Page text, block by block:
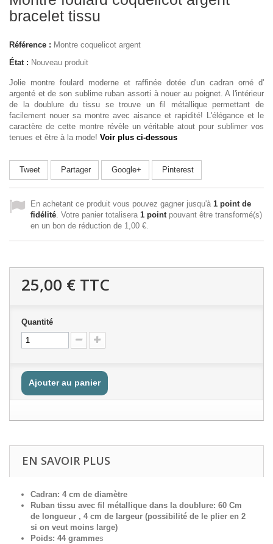
bracelet tissu
Référence : Montre coquelicot argent
État : Nouveau produit
Jolie montre foulard moderne et raffinée dotée d'un cadran orné d'
argenté et de son sublime ruban assorti à nouer au poignet. A l'intérieur
de la doublure du tissu se trouve un fil métallique permettant de
facilement nouer sa montre avec aisance et rapidité! L'élégance et le
caractère de cette montre révèle un véritable atout pour sublimer vos
tenues et être à la mode! Voir plus ci-dessous
Tweet Partager Google+ Pinterest
En achetant ce produit vous pouvez gagner jusqu'à 1 point de
fidélité. Votre panier totalisera 1 pointpouvant être transformé(s)
en un bon de réduction de 1,00 €.
25,00 € TTC
Quantité
Ajouter au panier
EN SAVOIR PLUS
Cadran: 4 cm de diamètre
Ruban tissu avec fil métallique dans la doublure: 60 Cm
de longueur , 4 cm de largeur (possibilité de le plier en 2
si on veut moins large)
Poids: 44 grammes